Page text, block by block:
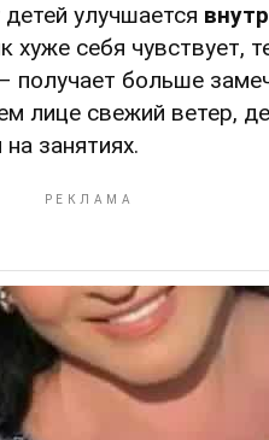
улучшается
хуже себя чувствует,
получает больше
лице свежий ветер,
занятиях.